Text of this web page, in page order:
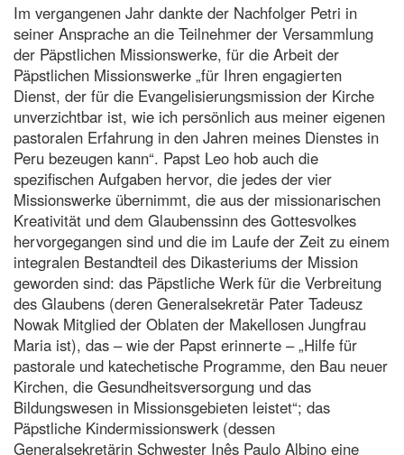
Im vergangenen Jahr dankte der Nachfolger Petri in
seiner Ansprache an die Teilnehmer der Versammlung
der Päpstlichen Missionswerke, für die Arbeit der
Päpstlichen Missionswerke „für Ihren engagierten
Dienst, der für die Evangelisierungsmission der Kirche
unverzichtbar ist, wie ich persönlich aus meiner eigenen
pastoralen Erfahrung in den Jahren meines Dienstes in
Peru bezeugen kann“. Papst Leo hob auch die
spezifischen Aufgaben hervor, die jedes der vier
Missionswerke übernimmt, die aus der missionarischen
Kreativität und dem Glaubenssinn des Gottesvolkes
hervorgegangen sind und die im Laufe der Zeit zu einem
integralen Bestandteil des Dikasteriums der Mission
geworden sind: das Päpstliche Werk für die Verbreitung
des Glaubens (deren Generalsekretär Pater Tadeusz
Nowak Mitglied der Oblaten der Makellosen Jungfrau
Maria ist), das – wie der Papst erinnerte – „Hilfe für
pastorale und katechetische Programme, den Bau neuer
Kirchen, die Gesundheitsversorgung und das
Bildungswesen in Missionsgebieten leistet“; das
Päpstliche Kindermissionswerk (dessen
Generalsekretärin Schwester Inês Paulo Albino eine